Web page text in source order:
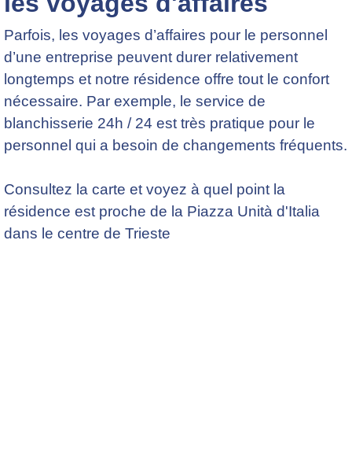
Parfois, les voyages d’affaires pour le personnel
d’une entreprise peuvent durer relativement
longtemps et notre résidence offre tout le confort
nécessaire. Par exemple, le service de
blanchisserie 24h / 24 est très pratique pour le
personnel qui a besoin de changements fréquents.
Consultez la carte et voyez à quel point la
résidence est proche de la Piazza Unità d'Italia
dans le centre de Trieste